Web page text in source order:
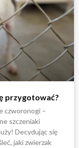
przygotować?
czworonogi –
szczeniaki
Decydując się
jaki zwierzak